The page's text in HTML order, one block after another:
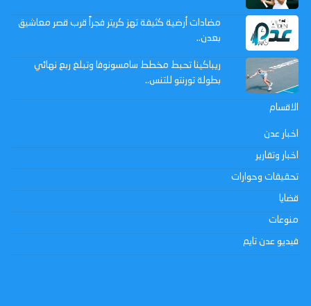
مضادات أرضية كثيفة تهز كريتر فجراً قرب قصر معاشيق
بعدن..
ريباكينا تحبط مخطط سامسونوفا وتبلغ ربع نهائي
بطولة تورنتو للتنس..
الاقسام
اخبار عدن
اخبار وتقارير
تحقيقات وحوارات
قضايا
منوعات
فيديو عدن تايم